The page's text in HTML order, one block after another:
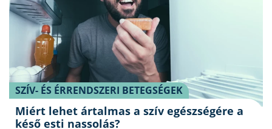
SZÍV- ÉS ÉRRENDSZERI BETEGSÉGEK
Miért lehet ártalmas a szív egészségére a
késő esti nassolás?